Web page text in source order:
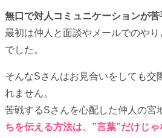
無口で対人コミュニケーションが苦
最初は仲人と面談やメールでのや
でした。
そんなSさんはお見合いをしても交
れません。
苦戦するSさんを心配した仲人の宮
ちを伝える方法は、”言葉”だけじ